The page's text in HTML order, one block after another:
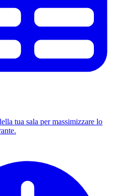
tua sala per massimizzare lo